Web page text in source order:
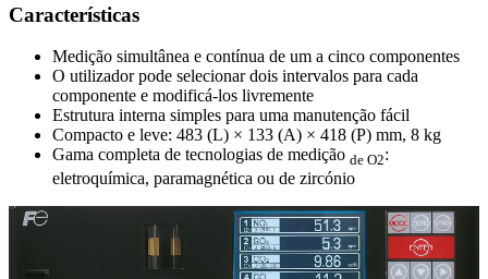
Características
Medição simultânea e contínua de um a cinco componentes
O utilizador pode selecionar dois intervalos para cada
componente e modificá-los livremente
Estrutura interna simples para uma manutenção fácil
Compacto e leve: 483 (L) × 133 (A) × 418 (P) mm, 8 kg
Gama completa de tecnologias de medição de O2:
eletroquímica, paramagnética ou de zircónio